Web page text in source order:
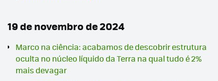
19 de novembro de 2024
Marco na ciência: acabamos de descobrir estrutura
oculta no núcleo líquido da Terra na qual tudo é 2%
mais devagar